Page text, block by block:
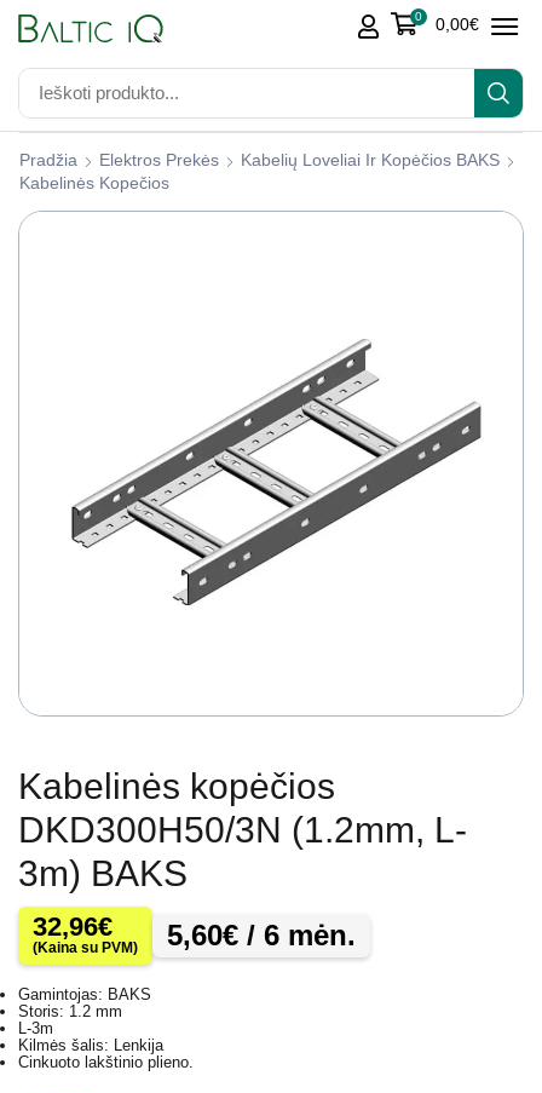
0 0,00€
Pradžia Elektros Prekės
Kabelių Loveliai Ir Kopėčios BAKS
Kabelinės Kopečios
Kabelinės kopėčios
DKD300H50/3N (1.2mm, L-
3m) BAKS
32,96€
(Kaina su PVM) 5,60€ / 6 mėn.
Gamintojas: BAKS
Storis: 1.2 mm
L-3m
Kilmės šalis: Lenkija
Cinkuoto lakštinio plieno.